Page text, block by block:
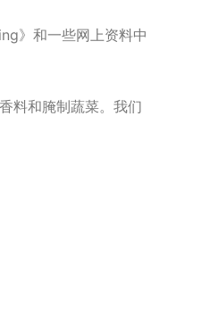
》和一些网上资料中
料和腌制蔬菜。我们